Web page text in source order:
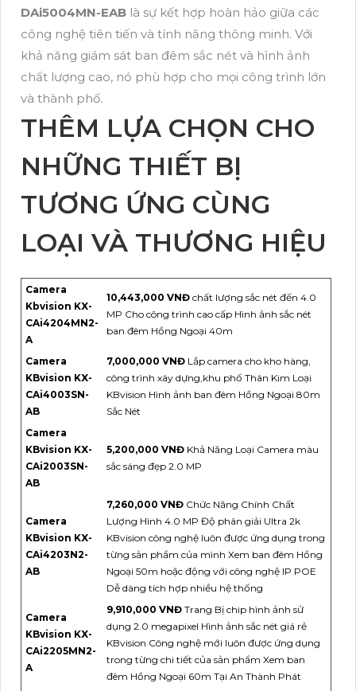
DAi5004MN-EAB là sự kết hợp hoàn hảo giữa các
công nghệ tiên tiến và tính năng thông minh. Với
khả năng giám sát ban đêm sắc nét và hình ảnh
chất lượng cao, nó phù hợp cho mọi công trình lớn
và thành phố.
THÊM LỰA CHỌN CHO
NHỮNG THIẾT BỊ
TƯƠNG ỨNG CÙNG
LOẠI VÀ THƯƠNG HIỆU
Camera
Kbvision KX-
CAi4204MN2-
A
10,443,000 VNĐ chất lượng sắc nét đến 4.0
MP Cho công trình cao cấp Hình ảnh sắc nét
ban đêm Hồng Ngoại 40m
Camera
KBvision KX-
CAi4003SN-
AB
7,000,000 VNĐ Lắp camera cho kho hàng,
công trình xây dựng,khu phố Thân Kim Loại
KBvision Hình ảnh ban đêm Hồng Ngoại 80m
Sắc Nét
Camera
KBvision KX-
CAi2003SN-
AB
5,200,000 VNĐ Khả Năng Loại Camera màu
sắc sáng đẹp 2.0 MP
Camera
KBvision KX-
CAi4203N2-
AB
7,260,000 VNĐ Chức Năng Chính Chất
Lượng Hình 4.0 MP Độ phân giải Ultra 2k
KBvision công nghệ luôn được ứng dụng trong
từng sản phẩm của mình Xem ban đêm Hồng
Ngoại 50m hoặc động với công nghệ IP POE
Dễ dàng tích hợp nhiều hệ thống
Camera
KBvision KX-
CAi2205MN2-
A
9,910,000 VNĐ Trang Bị chip hình ảnh sử
dụng 2.0 megapixel Hình ảnh sắc nét giá rẻ
KBvision Công nghệ mới luôn được ứng dụng
trong từng chi tiết của sản phẩm Xem ban
đêm Hồng Ngoại 60m Tại An Thành Phát